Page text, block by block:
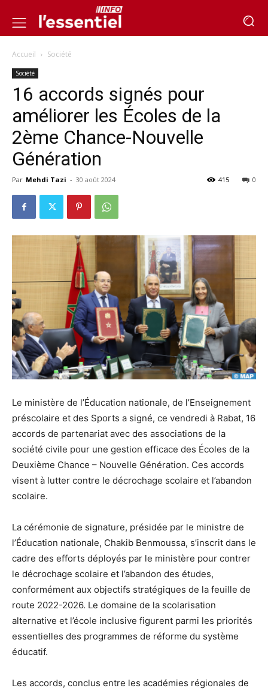
Accueil Société
Société
16 accords signés pour
améliorer les Écoles de la
2ème Chance-Nouvelle
Génération
Par Mehdi Tazi - 30 août 2024 0
415
Le ministère de l’Éducation nationale, de l’Enseignement
préscolaire et des Sports a signé, ce vendredi à Rabat, 16
accords de partenariat avec des associations de la
société civile pour une gestion efficace des Écoles de la
Deuxième Chance – Nouvelle Génération. Ces accords
visent à lutter contre le décrochage scolaire et l’abandon
scolaire.
La cérémonie de signature, présidée par le ministre de
l’Éducation nationale, Chakib Benmoussa, s’inscrit dans le
cadre des efforts déployés par le ministère pour contrer
le décrochage scolaire et l’abandon des études,
conformément aux objectifs stratégiques de la feuille de
route 2022-2026. Le domaine de la scolarisation
alternative et l’école inclusive figurent parmi les priorités
essentielles des programmes de réforme du système
éducatif.
Les accords, conclus entre les académies régionales de